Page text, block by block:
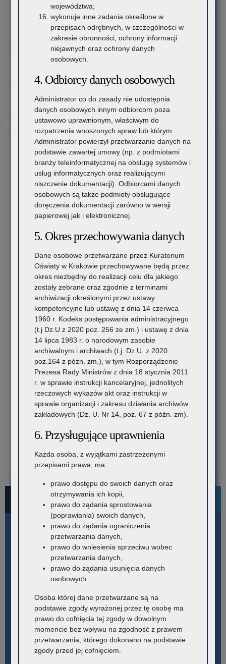
3 sierpnia 2026
Ogólnopolski Konkurs Filmowy „Wieś mnie kręci, ja kręcę
wieś”
Stowarzyszenie „Kulturalne Ponidzie” w Chrobrzu zaprasza do
udziału w Ogólnopolskim…
Bezpłatne numery pomocowe
województwa;
wykonuje inne zadania określone w
przepisach odrębnych, w szczególności w
zakresie obronności, ochrony informacji
niejawnych oraz ochrony danych
osobowych.
4. Odbiorcy danych osobowych
Administrator co do zasady nie udostępnia
danych osobowych innym odbiorcom poza
ustawowo uprawnionym, właściwym do
rozpatrzenia wnoszonych spraw lub którym
Administrator powierzył przetwarzanie danych na
podstawie zawartej umowy (np. z podmiotami
branży teleinformatycznej na obsługę systemów i
usług informatycznych oraz realizującymi
niszczenie dokumentacji). Odbiorcami danych
osobowych są także podmioty obsługujące
doręczenia dokumentacji zarówno w wersji
papierowej jak i elektronicznej.
5. Okres przechowywania danych
Dane osobowe przetwarzane przez Kuratorium
Oświaty w Krakowie przechowywane będą przez
okres niezbędny do realizacji celu dla jakiego
zostały zebrane oraz zgodnie z terminami
archiwizacji określonymi przez ustawy
kompetencyjne lub ustawę z dnia 14 czerwca
1960 r. Kodeks postępowania administracyjnego
(t.j Dz.U z 2020 poz. 256 ze zm.) i ustawę z dnia
14 lipca 1983 r. o narodowym zasobie
archiwalnym i archiwach (t.j. Dz.U. z 2020
poz.164 z póżn. zm.), w tym Rozporządzenie
Prezesa Rady Ministrów z dnia 18 stycznia 2011
r. w sprawie instrukcji kancelaryjnej, jednolitych
rzeczowych wykazów akt oraz instrukcji w
sprawie organizacji i zakresu działania archiwów
zakładowych (Dz. U. Nr 14, poz. 67 z późn. zm).
6. Przysługujące uprawnienia
Każda osoba, z wyjątkami zastrzeżonymi
przepisami prawa, ma:
prawo dostępu do swoich danych oraz
otrzymywania ich kopii,
prawo do żądania sprostowania
(poprawiania) swoich danych,
prawo do żądania ograniczenia
przetwarzania danych,
prawo do wniesienia sprzeciwu wobec
przetwarzania danych,
prawo do żądania usunięcia danych
osobowych.
Osoba której dane przetwarzane są na
podstawie zgody wyrażonej przez tę osobę ma
prawo do cofnięcia tej zgody w dowolnym
momencie bez wpływu na zgodność z prawem
przetwarzania, którego dokonano na podstawie
zgody przed jej cofnięciem.